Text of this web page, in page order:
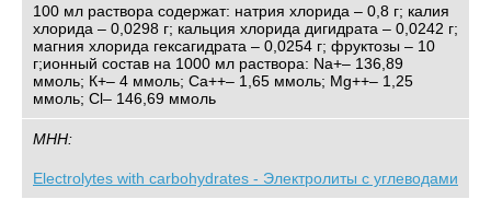
100 мл раствора содержат: натрия хлорида – 0,8 г; калия
хлорида – 0,0298 г; кальция хлорида дигидрата – 0,0242 г;
магния хлорида гексагидрата – 0,0254 г; фруктозы – 10
г;ионный состав на 1000 мл раствора: Na+– 136,89
ммоль; К+– 4 ммоль; Са++– 1,65 ммоль; Mg++– 1,25
ммоль; Cl– 146,69 ммоль
МНН:
Electrolytes with carbohydrates - Электролиты с углеводами